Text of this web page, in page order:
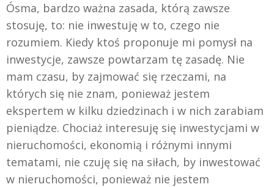
Ósma, bardzo ważna zasada, którą zawsze
stosuję, to: nie inwestuję w to, czego nie
rozumiem. Kiedy ktoś proponuje mi pomysł na
inwestycje, zawsze powtarzam tę zasadę. Nie
mam czasu, by zajmować się rzeczami, na
których się nie znam, ponieważ jestem
ekspertem w kilku dziedzinach i w nich zarabiam
pieniądze. Chociaż interesuję się inwestycjami w
nieruchomości, ekonomią i różnymi innymi
tematami, nie czuję się na siłach, by inwestować
w nieruchomości, ponieważ nie jestem